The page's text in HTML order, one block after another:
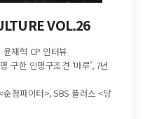
VOL.26
윤재혁 CP 인터뷰
구한 인명구조견 ‘마루’, 7년
정파이터>, SBS 플러스 <당